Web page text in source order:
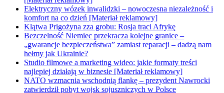
Elektryczny wózek inwalidzki – nowoczesna niezależność i
komfort na co dzień [Materiał reklamowy]
Klątwa Prigożyna zza grobu: Rosja traci Afrykę
Bezczelność Niemiec przekracza kolejne granice –
„gwarancje bezpieczeństwa” zamiast reparacji – dadzą nam
hełmy jak Ukrainie?
Studio filmowe a marketing wideo: jakie formaty treści
najlepiej działają w biznesie [Materiał reklamowy]
NATO wzmacnia wschodnią flankę – prezydent Nawrocki
zatwierdził pobyt wojsk sojuszniczych w Polsce